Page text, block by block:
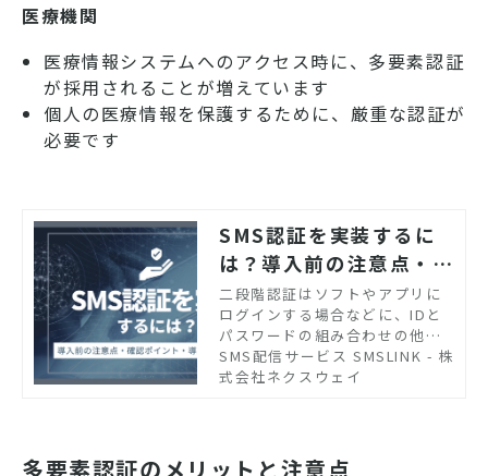
医療機関
医療情報システムへのアクセス時に、多要素認証
が採用されることが増えています
個人の医療情報を保護するために、厳重な認証が
必要です
SMS認証を実装するに
は？導入前の注意点・確
認ポイント・導入方法を
解説！
二段階認証はソフトやアプリに
ログインする場合などに、IDと
パスワードの組み合わせの他に
もう一つの要素の認証を求める
もので、サイトやアプリのセキ
いかわからない人もいるかもし
SMS配信サービス SMSLINK - 株
式会社ネクスウェイ
多要素認証のメリットと注意点